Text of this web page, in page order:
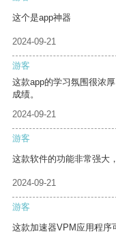
这个是app神器
2024-09-21
游客
这款app的学习氛围很浓
成绩。
2024-09-21
游客
这款软件的功能非常强大
2024-09-21
游客
这款加速器VPM应用程序